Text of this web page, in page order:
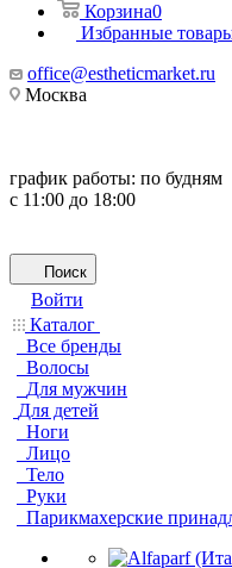
Корзина0
Избранные
office@estheticmarket.ru
Москва
график работы: по будням
с 11:00 до 18:00
Поиск
Войти
Каталог
Все бренды
Волосы
Для мужчин
Для детей
Ноги
Лицо
Тело
Руки
Парикмахерские